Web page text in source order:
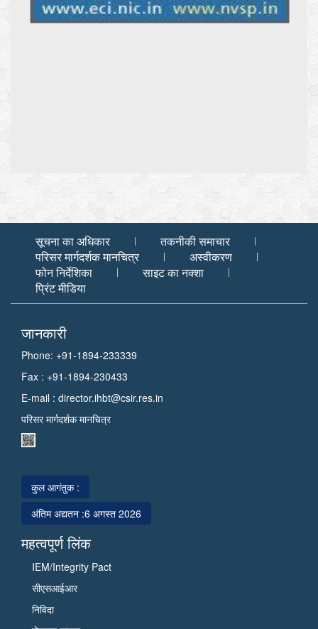
सूचना का अधिकार
तकनीकी समाचार
परिसर मार्गदर्शक मानचित्र
अस्वीकरण
फोन निर्देशिका
साइट का नक्शा
प्रिंट मीडिया
जानकारी
Phone: +91-1894-233339
Fax : +91-1894-230433
E-mail : director.ihbt@csir.res.in
परिसर मार्गदर्शक मानचित्र
कुल आगंतुक :
अंतिम अद्यतन :6 अगस्त 2026
महत्वपूर्ण लिंक
IEM/Integrity Pact
सीएसआईआर
निविदा